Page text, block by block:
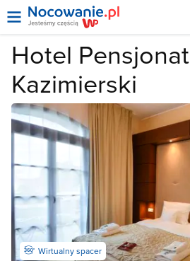
Hotel Pensjonat
Kazimierski
Wirtualny spacer